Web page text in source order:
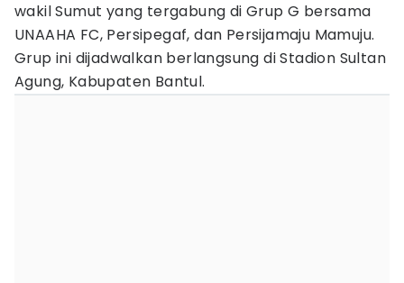
wakil Sumut yang tergabung di Grup G bersama
UNAAHA FC, Persipegaf, dan Persijamaju Mamuju.
Grup ini dijadwalkan berlangsung di Stadion Sultan
Agung, Kabupaten Bantul.